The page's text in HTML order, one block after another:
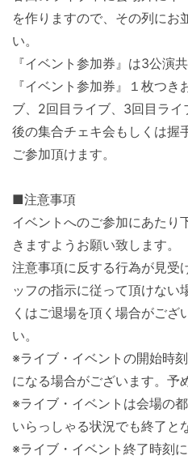
を作りますので、その列にお
い。
『イベント参加券』は3公演
『イベント参加券』１枚つき
ブ、2回目ライブ、3回目ラ
後の集合チェキ会もしくは握
ご参加頂けます。
■注意事項
イベントへのご参加にあたり
きますようお願い致します。
注意事項に反する行為が見受
ッフの指示に従って頂けない
くはご退場を頂く場合がござ
い。
※ライブ・イベントの開始時
になる場合がございます。予
※ライブ・イベントは会場の
いらっしゃる状況でも終了と
※ライブ・イベント終了時刻